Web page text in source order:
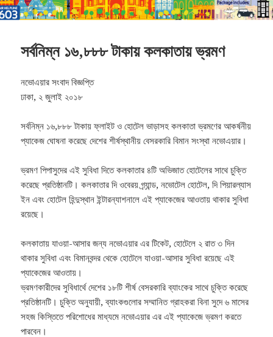
সর্বনিম্ন ১৬,৮৮৮ টাকায় কলকাতায় ভ্রমণ
নভোএয়ার সংবাদ বিজ্ঞপ্তি
ঢাকা, ২ জুলাই ২০১৮
সর্বনিম্ন ১৬,৮৮৮ টাকায় ফ্লাইট ও হোটেল ভাড়াসহ কলকাতা ভ্রমণের আকর্ষনীয়
প্যাকেজ ঘোষনা করেছে দেশের শীর্ষস্থানীয় বেসরকারি বিমান সংস্থা নভোএয়ার।
ভ্রমণ পিপাসুদের এই সুবিধা দিতে কলকাতার ৪টি অভিজাত হোটেলের সাথে চুক্তি
করেছে প্রতিষ্ঠানটি। কলকাতার দি ওবেরয় গ্র্যান্ড, নভোটেল হোটেল, দি পিয়ারল্যাস
ইন এবং হোটেল হিন্দুস্থান ইন্টারন্যাশনালে এই প্যাকেজের আওতায় থাকার সুবিধা
রয়েছে।
কলকাতায় যাওয়া-আসার জন্য নভোএয়ার এর টিকেট, হোটেলে ২ রাত ৩ দিন
থাকার সুবিধা এবং বিমানবন্দর থেকে হোটেলে যাওয়া-আসার সুবিধা রয়েছে এই
প্যাকেজের আওতায়।
ভ্রমণকারীদের সুবিধার্থে দেশের ১৮টি শীর্ষ বেসরকারি ব্যাংকের সাথে চুক্তি করেছে
প্রতিষ্ঠানটি। চুক্তি অনুযায়ী, ব্যাংকগুলোর সম্মানিত গ্রাহকরা বিনা সুদে ৬ মাসের
সহজ কিস্তিতে পরিশোধের মাধ্যমে নভোএয়ার এর এই প্যাকেজে ভ্রমণ করতে
পারবেন।